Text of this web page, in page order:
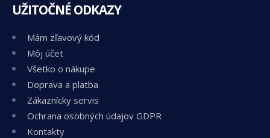
UŽITOČNÉ ODKAZY
Mám zľavový kód
Môj účet
Všetko o nákupe
Doprava a platba
Zákaznícky servis
Ochrana osobných údajov GDPR
Kontakty